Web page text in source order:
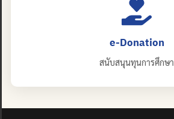
e-Donation
สนับสนุนทุนการศึกษา